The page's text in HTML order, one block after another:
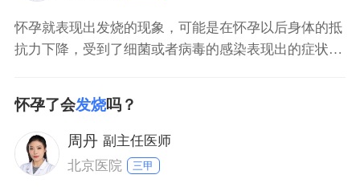
怀孕就表现出发烧的现象，可能是在怀孕以后身体的抵
抗力下降，受到了细菌或者病毒的感染表现出的症状，
些水，多注意休息，一般不需要特殊治疗。如果温度超
过了38度5，要及时去医院检查，在医生的指导下进行
针对性的治疗，在康复期间要注意多休息，多喝一些
水，防止外出
怀孕了会发烧吗？
周丹 副主任医师
北京医院
三甲